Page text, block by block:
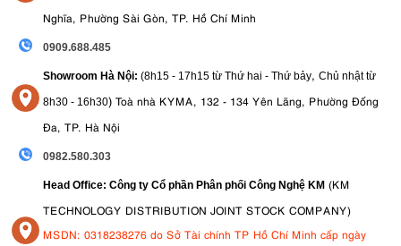
Nghĩa, Phường Sài Gòn, TP. Hồ Chí Minh
0909.688.485
Showroom Hà Nội: (8h15 - 17h15 từ Thứ hai - Thứ bảy, Chủ nhật từ
8h30 - 16h30) Toà nhà KYMA, 132 - 134 Yên Lãng, Phường Đống
Đa, TP. Hà Nội
0982.580.303
Head Office: Công ty Cổ phần Phân phối Công Nghệ KM (KM
TECHNOLOGY DISTRIBUTION JOINT STOCK COMPANY)
MSDN: 0318238276 do Sở Tài chính TP Hồ Chí Minh cấp ngày